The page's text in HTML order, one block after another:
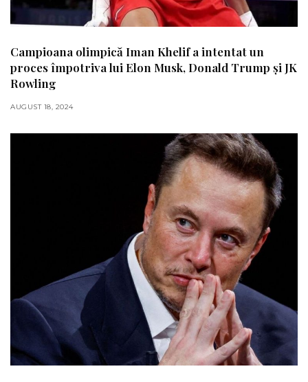
Campioana olimpică Iman Khelif a intentat un
proces împotriva lui Elon Musk, Donald Trump și JK
Rowling
AUGUST 18, 2024